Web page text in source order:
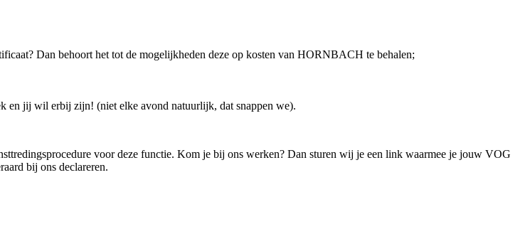
Dan behoort het tot de mogelijkheden deze op kosten van HORNBACH te behalen;
en jij wil erbij zijn! (niet elke avond natuurlijk, dat snappen we).
voor deze functie. Kom je bij ons werken? Dan sturen wij je een link waarmee je jouw VOG
bij ons declareren.